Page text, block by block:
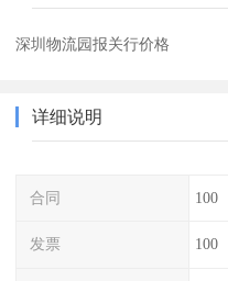
深圳物流园报关行价格
详细说明
合同 100
发票 100